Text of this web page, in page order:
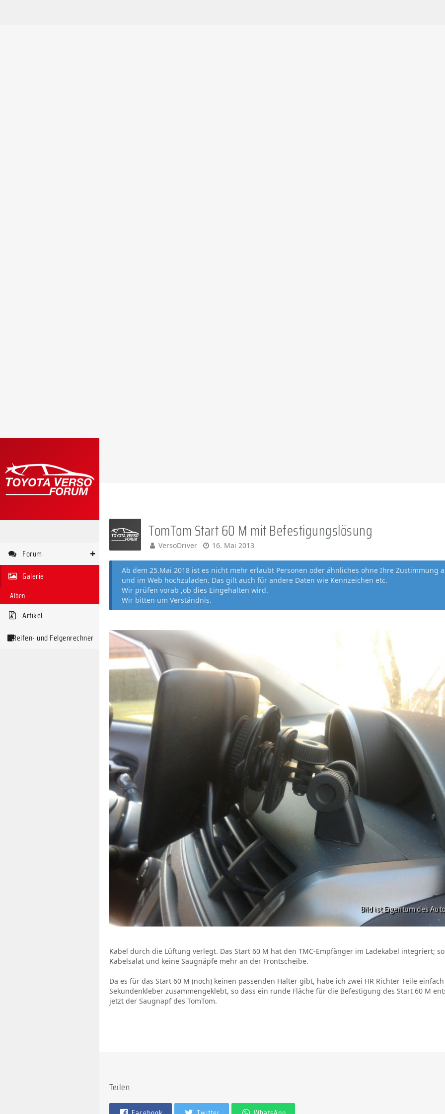
Forum
Galerie
Alben
Artikel
Reifen- und Felgenrechner
TomTom Start 60 M mit Befestigungslösung
VersoDriver 16. Mai 2013
Ab dem 25.Mai 2018 ist es nicht mehr erlaubt Personen oder ähnliches ohne Ihre Zustimmung
und im Web hochzuladen. Das gilt auch für andere Daten wie Kennzeichen etc.
Wir prüfen vorab ,ob dies Eingehalten wird.
Wir bitten um Verständnis.
Kabel durch die Lüftung verlegt. Das Start 60 M hat den TMC-Empfänger im Ladekabel integriert;
Kabelsalat und keine Saugnäpfe mehr an der Frontscheibe.
Da es für das Start 60 M (noch) keinen passenden Halter gibt, habe ich zwei HR Richter Teile
Sekundenkleber zusammengeklebt, so dass ein runde Fläche für die Befestigung des Start 60 M
jetzt der Saugnapf des TomTom.
Teilen